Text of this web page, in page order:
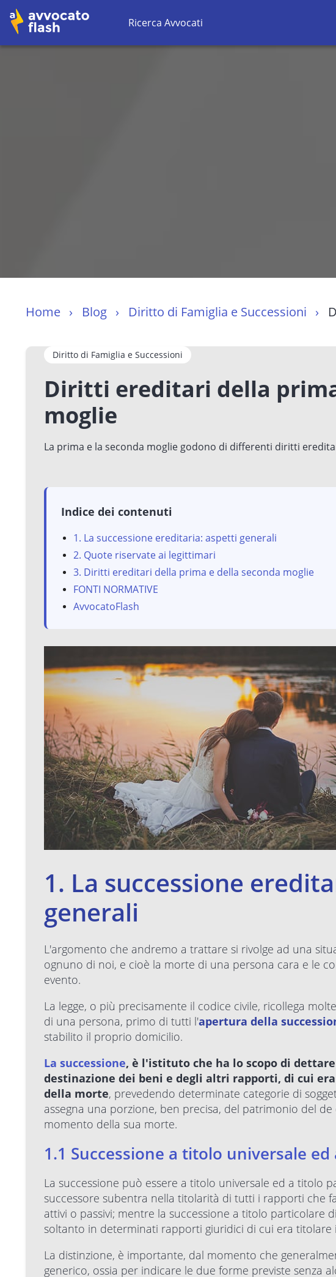
Ricerca Avvocati
Home Blog Diritto di Famiglia e Successioni
Diritto di Famiglia e Successioni
Diritti ereditari della
moglie
La prima e la seconda moglie godono di differenti diritti
Indice dei contenuti
1. La successione ereditaria: aspetti generali
2. Quote riservate ai legittimari
3. Diritti ereditari della prima e della seconda moglie
FONTI NORMATIVE
AvvocatoFlash
1. La successione
generali
L'argomento che andremo a trattare si rivolge ad una
ognuno di noi, e cioè la morte di una persona cara e le
evento.
La legge, o più precisamente il codice civile, ricollega
di una persona, primo di tutti l'apertura della
stabilito il proprio domicilio.
La successione, è l'istituto che ha lo scopo di
destinazione dei beni e degli altri rapporti, di cui
della morte, prevedendo determinate categorie di
assegna una porzione, ben precisa, del patrimonio del
momento della sua morte.
1.1 Successione a titolo universale
La successione può essere a titolo universale ed a titolo
successore subentra nella titolarità di tutti i rapporti che
attivi o passivi; mentre la successione a titolo particolare
soltanto in determinati rapporti giuridici di cui era titolare
La distinzione, è importante, dal momento che
generico, ossia per indicare le due forme previste senza